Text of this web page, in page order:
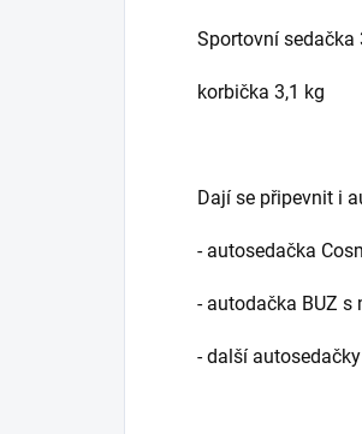
Sportovní sedačka
korbička 3,1 kg
Dají se připevnit i
- autosedačka
- autodačka BUZ
- další